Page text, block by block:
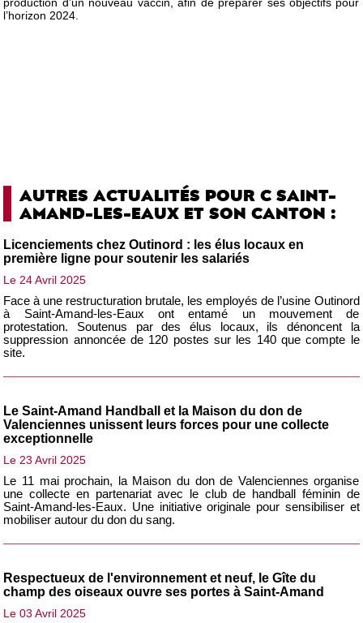
l’horizon 2024.
AUTRES ACTUALITÉS POUR C SAINT-
AMAND-LES-EAUX ET SON CANTON :
Licenciements chez Outinord : les élus locaux en
première ligne pour soutenir les salariés
Le 24 Avril 2025
Face à une restructuration brutale, les employés de l’usine Outinord
à Saint-Amand-les-Eaux ont entamé un mouvement de
protestation. Soutenus par des élus locaux, ils dénoncent la
suppression annoncée de 120 postes sur les 140 que compte le
site.
Le Saint-Amand Handball et la Maison du don de
Valenciennes unissent leurs forces pour une collecte
exceptionnelle
Le 23 Avril 2025
Le 11 mai prochain, la Maison du don de Valenciennes organise
une collecte en partenariat avec le club de handball féminin de
Saint-Amand-les-Eaux. Une initiative originale pour sensibiliser et
mobiliser autour du don du sang.
Respectueux de l'environnement et neuf, le Gîte du
champ des oiseaux ouvre ses portes à Saint-Amand
Le 03 Avril 2025